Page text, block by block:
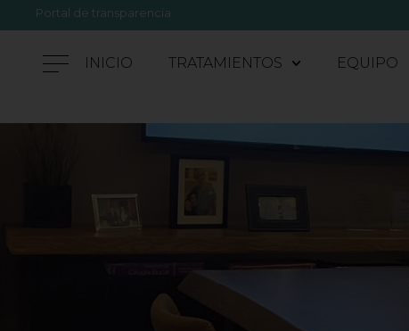
Portal de transparencia
INICIO TRATAMIENTOS EQUIPO